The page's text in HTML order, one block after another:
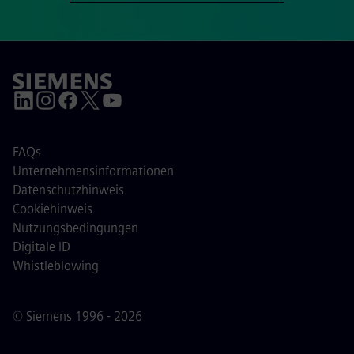
© Siemens 1996 - 2026
FAQs
Unternehmensinformationen
Datenschutzhinweis
Cookiehinweis
Nutzungsbedingungen
Digitale ID
Whistleblowing